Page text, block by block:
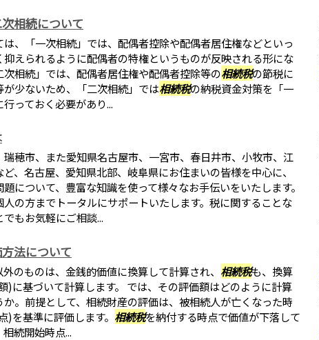
相続について
は、「一次相続」では、配偶者控除や配偶者居住権などといっ
抑えられるように配偶者の特権というものが反映される形にな
次相続」では、配偶者居住権や配偶者控除等の相続税の節税に
少ないため、「二次相続」では相続税の納税資金対策を「一
っておく必要があり...
穂市、また愛知県名古屋市、一宮市、春日井市、小牧市、江
、名古屋、愛知県北部、岐阜県にお住まいの皆様を中心に、
について、豊富な知識を使って様々なお手伝いをいたします。
人の方までトータルにサポートいたします。税に関することな
もお気軽にご相談...
法について
のものは、金銭的価値に換算して計算され、 相続税も、換算
)に基づいて計算します。 では、その評価額はどのように計算
か。前提として、相続財産の評価は、被相続人が亡くなった時
)を基準に評価します。 相続税を納付する時点で価値が下落して
続開始時点...